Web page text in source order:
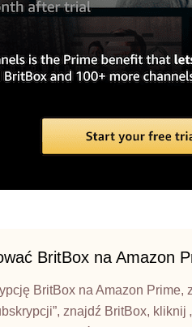
BritBox na Amazon
BritBox na Amazon Prime,
znajdź BritBox, kliknij